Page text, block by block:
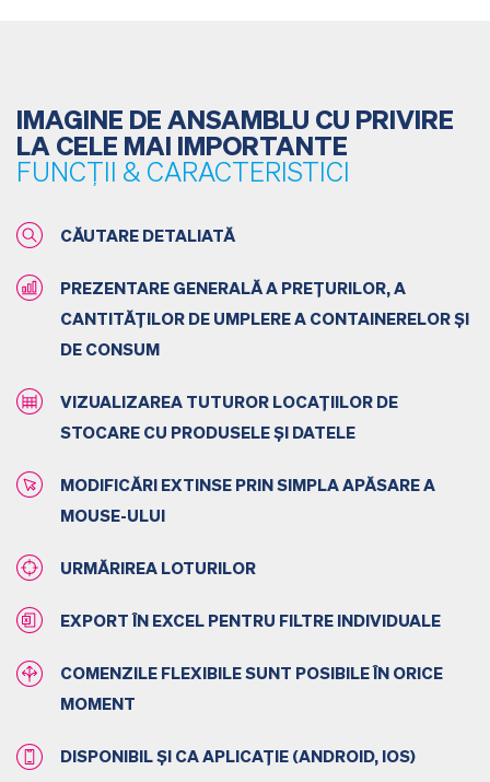
IMAGINE DE ANSAMBLU CU PRIVIRE
LA CELE MAI IMPORTANTE
FUNCȚII & CARACTERISTICI
CĂUTARE DETALIATĂ
PREZENTARE GENERALĂ A PREȚURILOR, A
CANTITĂȚILOR DE UMPLERE A CONTAINERELOR ȘI
DE CONSUM
VIZUALIZAREA TUTUROR LOCAȚIILOR DE
STOCARE CU PRODUSELE ȘI DATELE
MODIFICĂRI EXTINSE PRIN SIMPLA APĂSARE A
MOUSE-ULUI
URMĂRIREA LOTURILOR
EXPORT ÎN EXCEL PENTRU FILTRE INDIVIDUALE
COMENZILE FLEXIBILE SUNT POSIBILE ÎN ORICE
MOMENT
DISPONIBIL ȘI CA APLICAȚIE (ANDROID, IOS)